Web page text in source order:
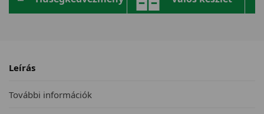
Leírás
További információk